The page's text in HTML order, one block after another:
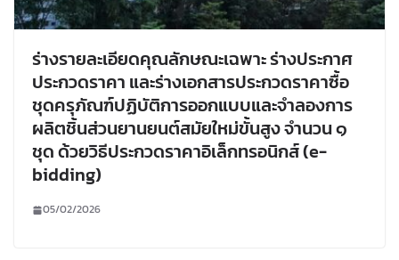
ร่างรายละเอียดคุณลักษณะเฉพาะ ร่างประกาศ
ประกวดราคา และร่างเอกสารประกวดราคาซื้อ
ชุดครุภัณฑ์ปฏิบัติการออกแบบและจำลองการ
ผลิตชิ้นส่วนยานยนต์สมัยใหม่ขั้นสูง จำนวน ๑
ชุด ด้วยวิธีประกวดราคาอิเล็กทรอนิกส์ (e-
bidding)
05/02/2026